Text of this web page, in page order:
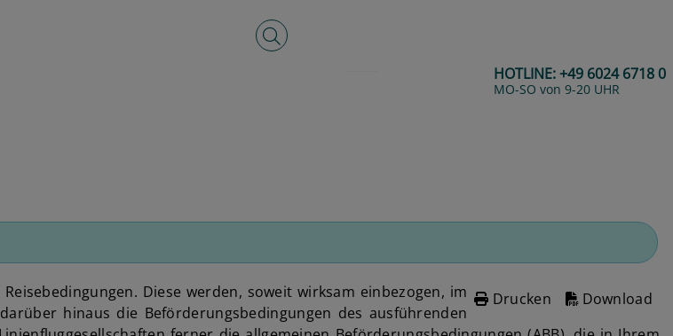
Volltextsuche
HOTLINE:+49 6024 6718 0
MO-SO von 9-20 UHR
Download
Drucken
Diese werden, soweit wirksam einbezogen, im
hinaus die Beförderungsbedingungen des ausführenden